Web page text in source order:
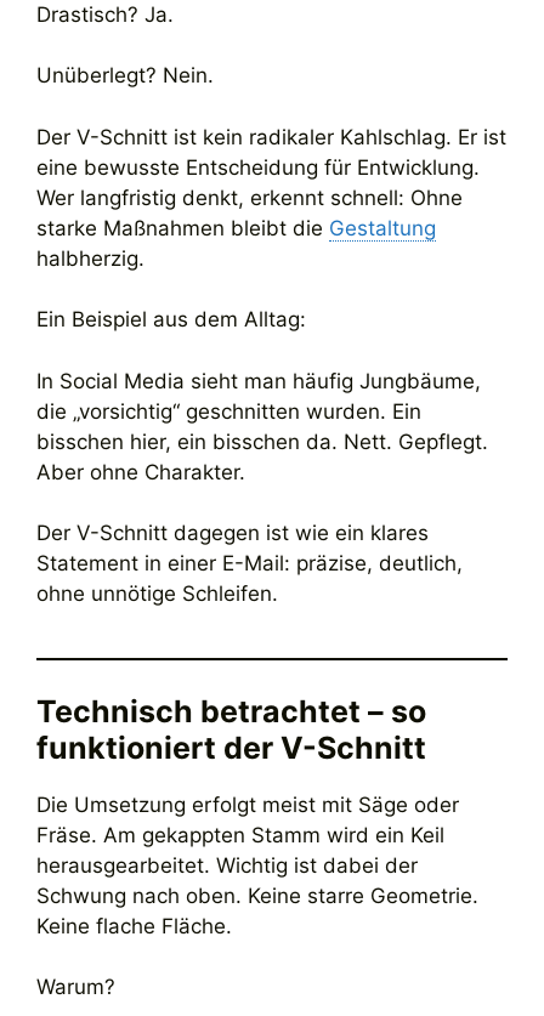
Drastisch? Ja.
Unüberlegt? Nein.
Der V-Schnitt ist kein radikaler Kahlschlag. Er ist
eine bewusste Entscheidung für Entwicklung.
Wer langfristig denkt, erkennt schnell: Ohne
starke Maßnahmen bleibt die Gestaltung
halbherzig.
Ein Beispiel aus dem Alltag:
In Social Media sieht man häufig Jungbäume,
die „vorsichtig“ geschnitten wurden. Ein
bisschen hier, ein bisschen da. Nett. Gepflegt.
Aber ohne Charakter.
Der V-Schnitt dagegen ist wie ein klares
Statement in einer E-Mail: präzise, deutlich,
ohne unnötige Schleifen.
Technisch betrachtet – so
funktioniert der V-Schnitt
Die Umsetzung erfolgt meist mit Säge oder
Fräse. Am gekappten Stamm wird ein Keil
herausgearbeitet. Wichtig ist dabei der
Schwung nach oben. Keine starre Geometrie.
Keine flache Fläche.
Warum?